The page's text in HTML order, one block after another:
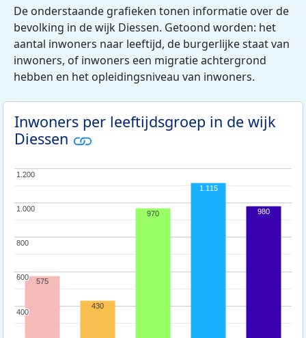
De onderstaande grafieken tonen informatie over de
bevolking in de wijk Diessen. Getoond worden: het
aantal inwoners naar leeftijd, de burgerlijke staat van
inwoners, of inwoners een migratie achtergrond
hebben en het opleidingsniveau van inwoners.
Inwoners per leeftijdsgroep in de wijk
Diessen
400
400
600
600
800
800
1.000
1.000
1.200
1.200
575
430
970
1.115
980